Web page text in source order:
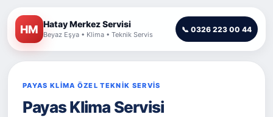
HM Hatay Merkez Servisi
Beyaz Eşya • Klima • Teknik Servis
📞 0326 223 00 44
PAYAS KLİMA ÖZEL TEKNİK SERVİS
Payas Klima Servisi